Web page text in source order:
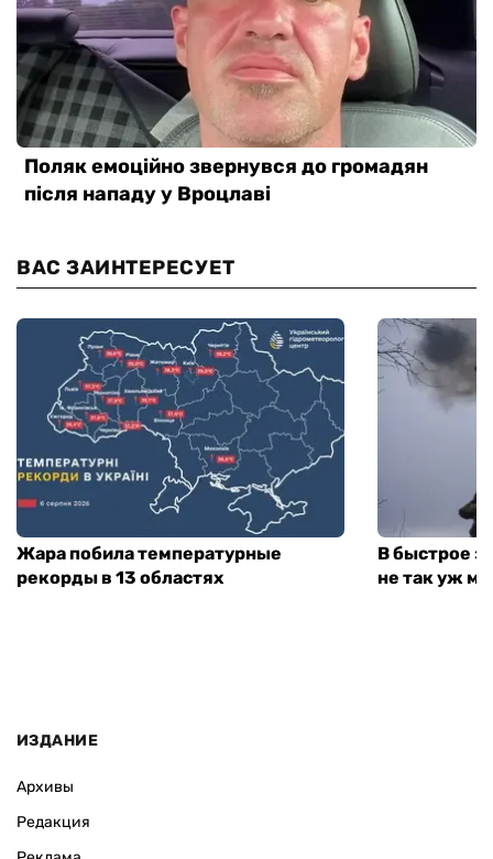
ВАС ЗАИНТЕРЕСУЕТ
Жара побила температурные
рекорды в 13 областях
В быстрое
не так уж
ИЗДАНИЕ
Архивы
Редакция